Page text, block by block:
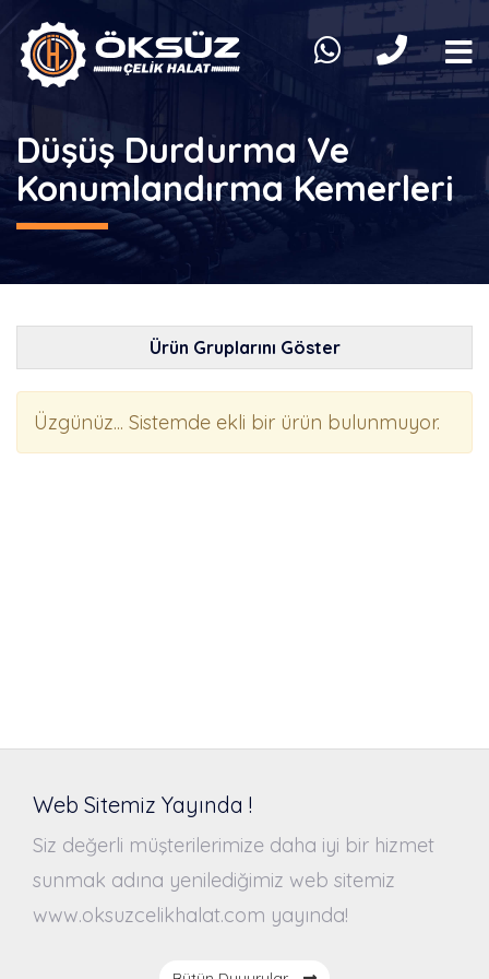
Düşüş Durdurma Ve
Konumlandırma Kemerleri
Ürün Gruplarını Göster
Üzgünüz... Sistemde ekli bir ürün bulunmuyor.
Web Sitemiz Yayında !
Siz değerli müşterilerimize daha iyi bir hizmet
sunmak adına yenilediğimiz web sitemiz
www.oksuzcelikhalat.com yayında!